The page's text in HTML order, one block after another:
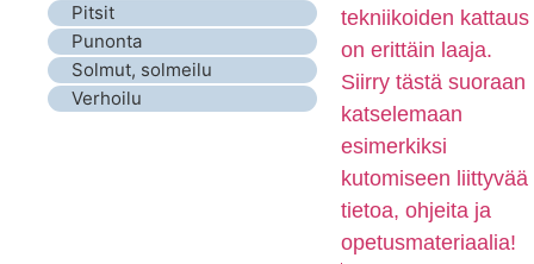
Pitsit
Punonta
Solmut, solmeilu
Verhoilu
tekniikoiden kattaus
on erittäin laaja.
Siirry tästä suoraan
katselemaan
esimerkiksi
kutomiseen liittyvää
tietoa, ohjeita ja
opetusmateriaalia!